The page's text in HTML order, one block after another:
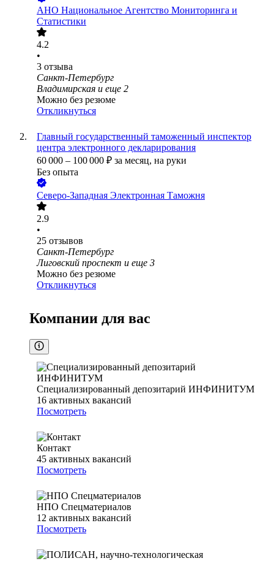
АНО Национальное Агентство Мониторинга и
Статистики
4.2
•
3 отзыва
Санкт-Петербург
Владимирская и еще 2
Можно без резюме
Откликнуться
Главный государственный таможенный инспектор
центра электронного декларирования
60 000 – 100 000 ₽ за месяц, на руки
Без опыта
Северо-Западная Электронная Таможня
2.9
•
25 отзывов
Санкт-Петербург
Лиговский проспект и еще 3
Можно без резюме
Откликнуться
Компании для вас
Специализированный депозитарий ИНФИНИТУМ
16 активных вакансий
Посмотреть
Контакт
45 активных вакансий
Посмотреть
НПО Спецматериалов
12 активных вакансий
Посмотреть